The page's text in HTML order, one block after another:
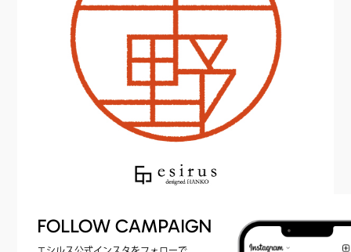
FOLLOW CAMPAIGN